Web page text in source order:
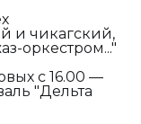
и чикагский,
оркестром..."
с 16.00 —
"Дельта